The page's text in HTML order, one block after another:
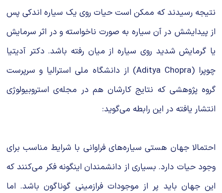
نتیجه رسیدند که ممکن است حیات روی یک سیاره اندکی پس
از پیدایشش در آن سیاره به صورت ناخواسته و در اثر سرمایش
یا گرمایش شدید روی سیاره از میان رفته باشد. دکتر آدیتیا
چوپرا (Aditya Chopra) از دانشگاه ملی استرالیا و سرپرست
گروه پژوهشی که نتایج کارشان هم در مجله‌ی استروبیولوژی
انتشار یافته در این رابطه می‌گوید:
احتمالا جهان هستی سیاره‌های فراوانی با شرایط مناسب برای
وجود حیات دارد. بسیاری از دانشمندان اینگونه فکر می‌کنند که
این جهان باید پر از موجودات فرازمینی گوناگون باشد. اما